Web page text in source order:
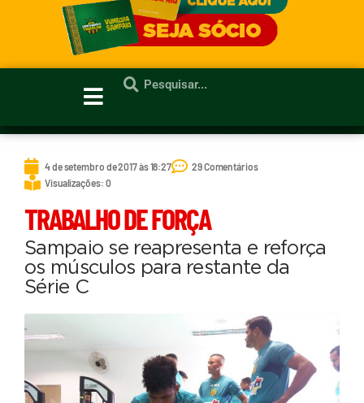
4 de setembro de 2017 às 18:27
29 Comentários
Visualizações: 0
TRABALHO DE FORÇA
Sampaio se reapresenta e reforça
os músculos para restante da
Série C